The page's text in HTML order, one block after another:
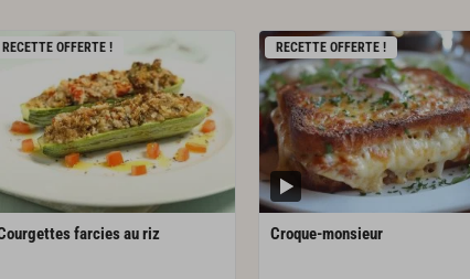
RECETTE OFFERTE !
farciesauriz
RECETTE OFFERTE !
Croque-monsieur